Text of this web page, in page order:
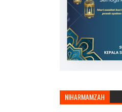
NIHARMAMZAH